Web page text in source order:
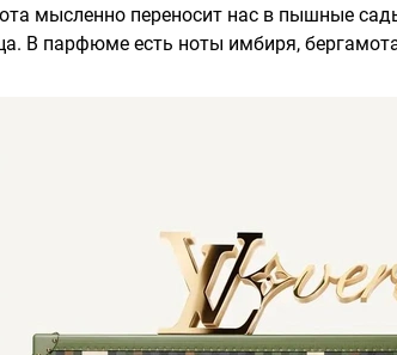
мысленно переносит нас в пышные
В парфюме есть ноты имбиря,